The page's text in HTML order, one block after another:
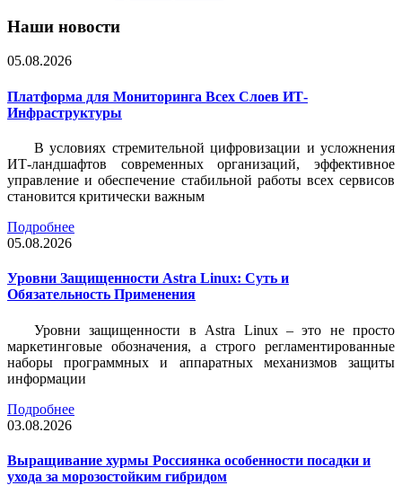
Наши новости
05.08.2026
Платформа для Мониторинга Всех Слоев ИТ-
Инфраструктуры
В условиях стремительной цифровизации и усложнения
ИТ-ландшафтов современных организаций, эффективное
управление и обеспечение стабильной работы всех сервисов
становится критически важным
Подробнее
05.08.2026
Уровни Защищенности Astra Linux: Суть и
Обязательность Применения
Уровни защищенности в Astra Linux – это не просто
маркетинговые обозначения, а строго регламентированные
наборы программных и аппаратных механизмов защиты
информации
Подробнее
03.08.2026
Выращивание хурмы Россиянка особенности посадки и
ухода за морозостойким гибридом